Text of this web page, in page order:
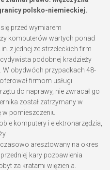
polsko-niemieckiej.
przed wymiarem
komputerów wartych ponad
z jednej ze strzeleckich firm
podobnej kradzieży
W obydwóch przypadkach 48-
firmom usługi
do naprawy, nie zwracał go
został zatrzymany w
w pomieszczeniu
komputery i elektronarzędzia,
aresztowany na okres
kary pozbawienia
za kratami więzienia.